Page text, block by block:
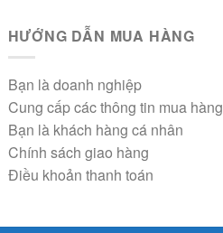
HƯỚNG DẪN MUA HÀNG
Bạn là doanh nghiệp
Cung cấp các thông tin mua hàng
Bạn là khách hàng cá nhân
Chính sách giao hàng
Điều khoản thanh toán